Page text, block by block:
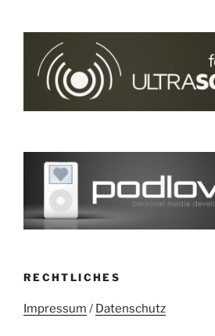
RECHTLICHES
Impressum / Datenschutz